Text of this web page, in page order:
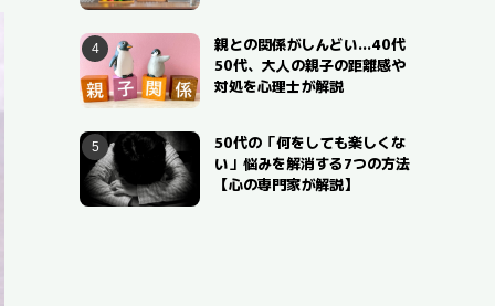
親との関係がしんどい…40代
50代、大人の親子の距離感や
対処を心理士が解説
50代の「何をしても楽しくな
い」悩みを解消する7つの方法
【心の専門家が解説】